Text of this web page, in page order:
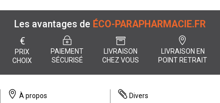
Les avantages de ÉCO-PARAPHARMACIE.FR
€
PRIX
CHOIX
PAIEMENT
SÉCURISÉ
LIVRAISON
CHEZ VOUS
LIVRAISON EN
POINT RETRAIT
À propos
Divers